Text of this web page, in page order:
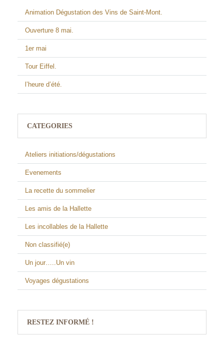
Animation Dégustation des Vins de Saint-Mont.
Ouverture 8 mai.
1er mai
Tour Eiffel.
l’heure d’été.
CATEGORIES
Ateliers initiations/dégustations
Evenements
La recette du sommelier
Les amis de la Hallette
Les incollables de la Hallette
Non classifié(e)
Un jour…..Un vin
Voyages dégustations
RESTEZ INFORMÉ !